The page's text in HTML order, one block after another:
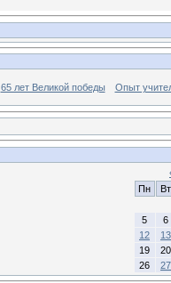
65 лет Великой победы Опыт
Пн
Вт
5
6
12
13
19
20
26
27